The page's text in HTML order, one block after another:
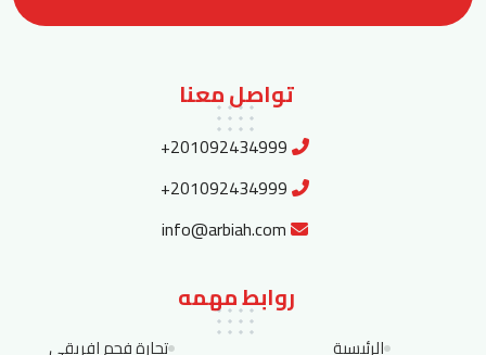
تواصل معنا
+201092434999
+201092434999
info@arbiah.com
روابط مهمه
الرئيسية
تجارة فحم افريقي